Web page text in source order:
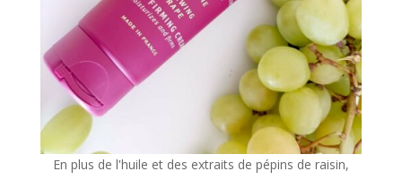
En plus de l'huile et des extraits de pépins de raisin,